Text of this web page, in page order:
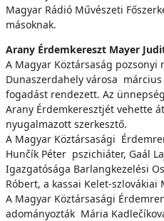
Magyar Rádió Művészeti
másoknak.
Arany Érdemkereszt Mayer
A Magyar Köztársaság pozsonyi
Dunaszerdahely városa
fogadást rendezett. Az
Arany Érdemkeresztjét vehette
nyugalmazott szerkesztő.
A Magyar Köztársasági
Hunčík Péter pszichiáter, Gaál
Igazgatósága Barlangkezelési
Róbert, a kassai Kelet-
A Magyar Köztársasági
adományozták Mária